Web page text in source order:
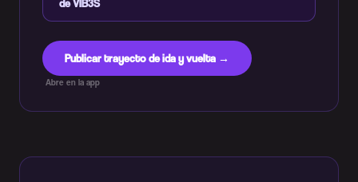
Publicar trayecto de ida y vuelta →
Abre en la app